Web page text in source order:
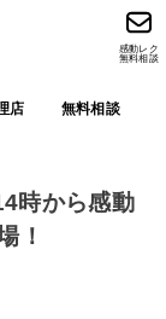
店 無料相談
感動レク
無料相談
時から感動
！